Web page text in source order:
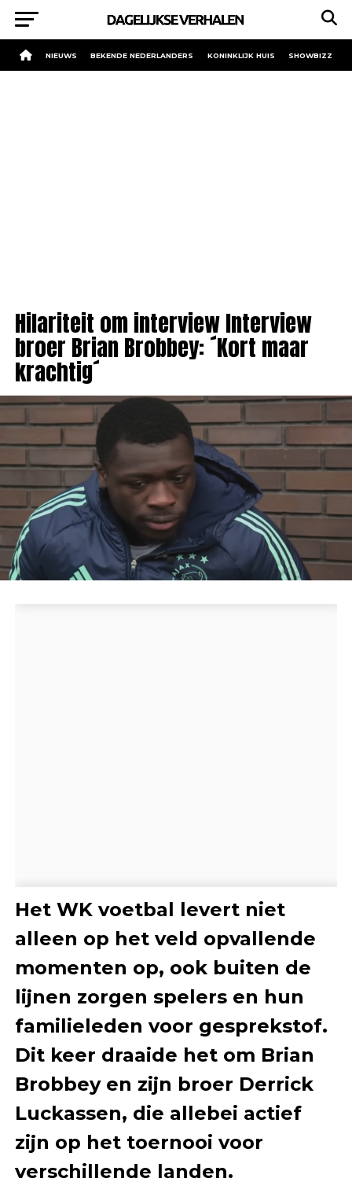
NIEUWS BEKENDE NEDERLANDERS KONINKLIJK HUIS SHOWBIZZ
Hilariteit om interview Interview
broer Brian Brobbey: ´Kort maar
krachtig´
Het WK voetbal levert niet
alleen op het veld opvallende
momenten op, ook buiten de
lijnen zorgen spelers en hun
familieleden voor gesprekstof.
Dit keer draaide het om Brian
Brobbey en zijn broer Derrick
Luckassen, die allebei actief
zijn op het toernooi voor
verschillende landen.